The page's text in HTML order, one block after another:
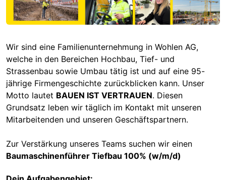
Wir sind eine Familienunternehmung in Wohlen AG,
welche in den Bereichen Hochbau, Tief- und
Strassenbau sowie Umbau tätig ist und auf eine 95-
jährige Firmengeschichte zurückblicken kann. Unser
Motto lautet BAUEN IST VERTRAUEN. Diesen
Grundsatz leben wir täglich im Kontakt mit unseren
Mitarbeitenden und unseren Geschäftspartnern.
Zur Verstärkung unseres Teams suchen wir einen
Baumaschinenführer Tiefbau 100% (w/m/d)